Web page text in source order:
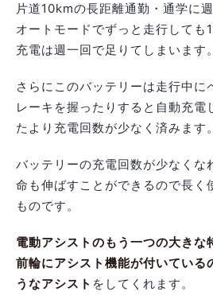
片道10kmの長距離通勤・通学に
オートモードでずっと走行して
充電は週一回で足りてしまいます。
さらにこのバッテリーは走行中に
レーキを握ったりすると自動充電
たより充電回数が少なく済みます。
バッテリーの充電回数が少なくな
命も伸ばすことができるので長く
ものです。
電動アシストのもう一つの大きな
前輪にアシスト機能が付いている
うなアシスト をしてくれます。